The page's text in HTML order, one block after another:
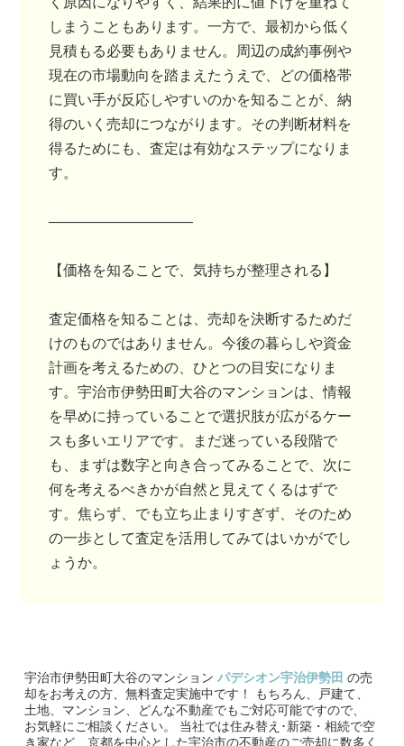
しまうこともあります。一方で、最初から低く
見積もる必要もありません。周辺の成約事例や
現在の市場動向を踏まえたうえで、どの価格帯
に買い手が反応しやすいのかを知ることが、納
得のいく売却につながります。その判断材料を
得るためにも、査定は有効なステップになりま
す。
――――――――――
【価格を知ることで、気持ちが整理される】
査定価格を知ることは、売却を決断するためだ
けのものではありません。今後の暮らしや資金
計画を考えるための、ひとつの目安になりま
す。宇治市伊勢田町大谷のマンションは、情報
を早めに持っていることで選択肢が広がるケー
スも多いエリアです。まだ迷っている段階で
も、まずは数字と向き合ってみることで、次に
何を考えるべきかが自然と見えてくるはずで
す。焦らず、でも立ち止まりすぎず、そのため
の一歩として査定を活用してみてはいかがでし
ょうか。
宇治市伊勢田町大谷のマンション パデシオン宇治伊勢田 の売
却をお考えの方、無料査定実施中です！
もちろん、戸建て、
土地、マンション、どんな不動産でもご対応可能ですので、
お気軽にご相談ください。
当社では住み替え･新築・相続で空
き家など、京都を中心とした宇治市の不動産のご売却に数多く